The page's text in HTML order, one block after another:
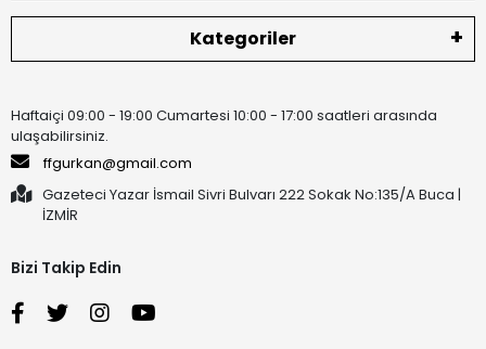
Kategoriler
Haftaiçi 09:00 - 19:00 Cumartesi 10:00 - 17:00 saatleri arasında
ulaşabilirsiniz.
ffgurkan@gmail.com
Gazeteci Yazar İsmail Sivri Bulvarı 222 Sokak No:135/A Buca |
İZMİR
Bizi Takip Edin